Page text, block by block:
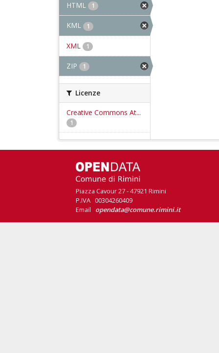
HTML 1
KML 1
XML 1
ZIP 1
Licenze
Creative Commons At...
1
Piazza Cavour 27 - 47921 Rimini
P.IVA 00304260409
Email opendata@comune.rimini.it